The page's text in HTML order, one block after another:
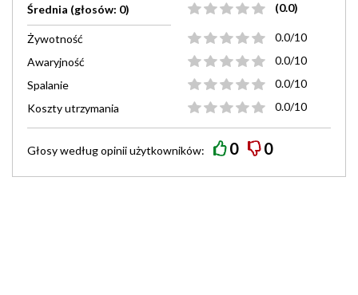
Średnia (głosów: 0) (0.0)
Żywotność
0.0/10
Awaryjność
0.0/10
Spalanie
0.0/10
Koszty utrzymania
0.0/10
Głosy wedługopiniiużytkowników: 0 0